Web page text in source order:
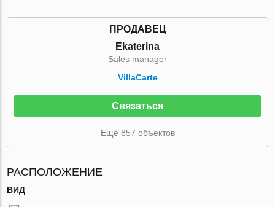
ПРОДАВЕЦ
Ekaterina
Sales manager
VillaСarte
Связаться
Ещё 857 объектов
РАСПОЛОЖЕНИЕ
ВИД